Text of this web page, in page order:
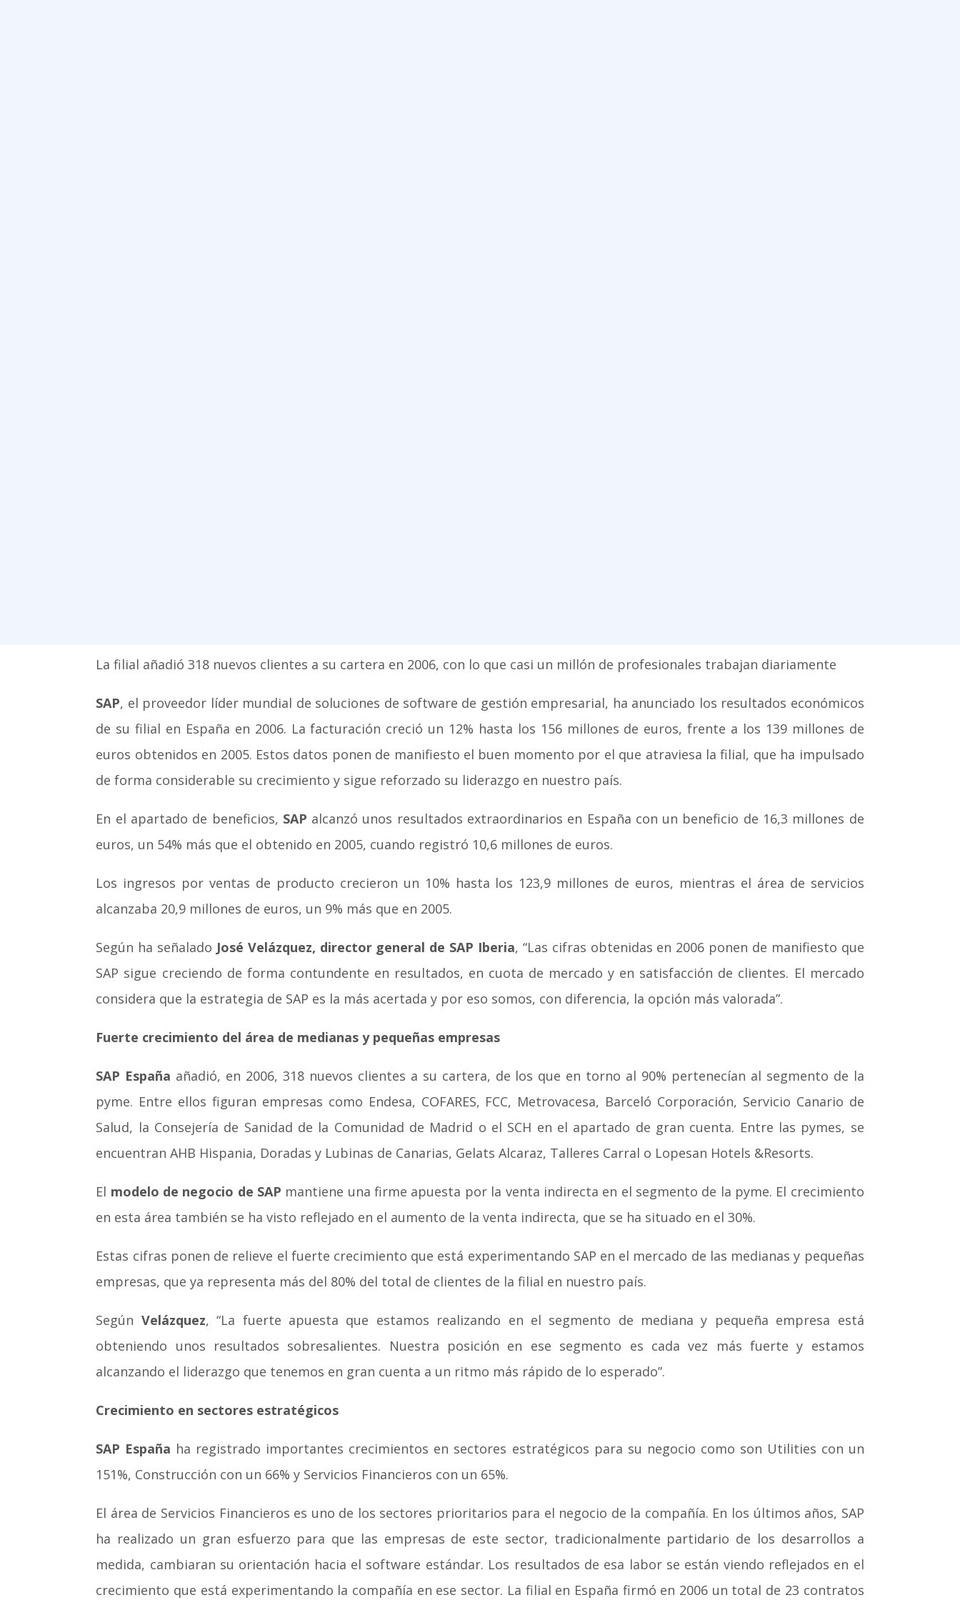
La filial añadió 318 nuevos clientes a su cartera en 2006, con lo que casi un millón de profesionales trabajan diariamente
SAP, el proveedor líder mundial de soluciones de software de gestión empresarial, ha anunciado los resultados económicos
de su filial en España en 2006. La facturación creció un 12% hasta los 156 millones de euros, frente a los 139 millones de
euros obtenidos en 2005. Estos datos ponen de manifiesto el buen momento por el que atraviesa la filial, que ha impulsado
de forma considerable su crecimiento y sigue reforzado su liderazgo en nuestro país.
En el apartado de beneficios, SAP alcanzó unos resultados extraordinarios en España con un beneficio de 16,3 millones de
euros, un 54% más que el obtenido en 2005, cuando registró 10,6 millones de euros.
Los ingresos por ventas de producto crecieron un 10% hasta los 123,9 millones de euros, mientras el área de servicios
alcanzaba 20,9 millones de euros, un 9% más que en 2005.
Según ha señalado José Velázquez, director general de SAP Iberia, “Las cifras obtenidas en 2006 ponen de manifiesto que
SAP sigue creciendo de forma contundente en resultados, en cuota de mercado y en satisfacción de clientes. El mercado
considera que la estrategia de SAP es la más acertada y por eso somos, con diferencia, la opción más valorada”.
Fuerte crecimiento del área de medianas y pequeñas empresas
SAP España añadió, en 2006, 318 nuevos clientes a su cartera, de los que en torno al 90% pertenecían al segmento de la
pyme. Entre ellos figuran empresas como Endesa, COFARES, FCC, Metrovacesa, Barceló Corporación, Servicio Canario de
Salud, la Consejería de Sanidad de la Comunidad de Madrid o el SCH en el apartado de gran cuenta. Entre las pymes, se
encuentran AHB Hispania, Doradas y Lubinas de Canarias, Gelats Alcaraz, Talleres Carral o Lopesan Hotels &Resorts.
El modelo de negocio de SAP mantiene una firme apuesta por la venta indirecta en el segmento de la pyme. El crecimiento
en esta área también se ha visto reflejado en el aumento de la venta indirecta, que se ha situado en el 30%.
Estas cifras ponen de relieve el fuerte crecimiento que está experimentando SAP en el mercado de las medianas y pequeñas
empresas, que ya representa más del 80% del total de clientes de la filial en nuestro país.
Según Velázquez, “La fuerte apuesta que estamos realizando en el segmento de mediana y pequeña empresa está
obteniendo unos resultados sobresalientes. Nuestra posición en ese segmento es cada vez más fuerte y estamos
alcanzando el liderazgo que tenemos en gran cuenta a un ritmo más rápido de lo esperado”.
Crecimiento en sectores estratégicos
SAP España ha registrado importantes crecimientos en sectores estratégicos para su negocio como son Utilities con un
151%, Construcción con un 66% y Servicios Financieros con un 65%.
El área de Servicios Financieros es uno de los sectores prioritarios para el negocio de la compañía. En los últimos años, SAP
ha realizado un gran esfuerzo para que las empresas de este sector, tradicionalmente partidario de los desarrollos a
medida, cambiaran su orientación hacia el software estándar. Los resultados de esa labor se están viendo reflejados en el
crecimiento que está experimentando la compañía en ese sector. La filial en España firmó en 2006 un total de 23 contratos